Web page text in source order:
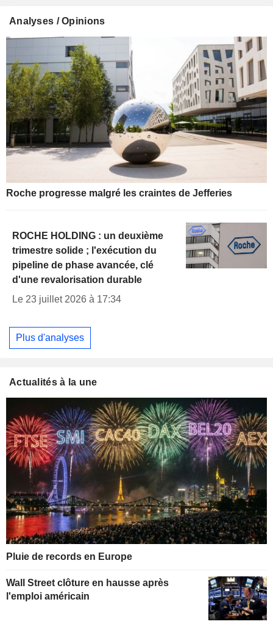
Analyses / Opinions
Roche progresse malgré les craintes de Jefferies
ROCHE HOLDING : un deuxième
trimestre solide ; l'exécution du
pipeline de phase avancée, clé
d'une revalorisation durable
Le 23 juillet 2026 à 17:34
Plus d'analyses
Actualités à la une
Pluie de records en Europe
Wall Street clôture en hausse après
l'emploi américain